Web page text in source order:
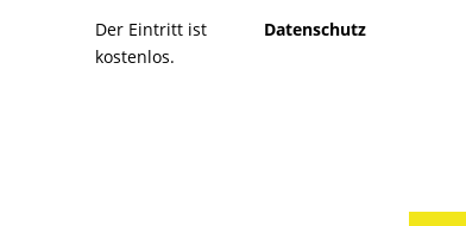
Der Eintritt ist
kostenlos.
Datenschutz